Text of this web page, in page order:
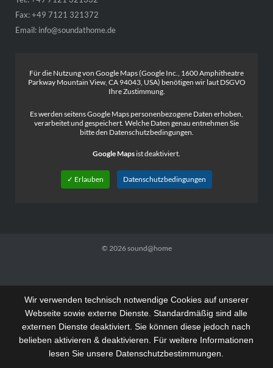
Fax: +49 7121 321372
Email: info@soundathome.de
Für die Nutzung von Google Maps (Google Inc., 1600 Amphitheatre
Parkway Mountain View, CA 94043, USA) benötigen wir laut DSGVO
Ihre Zustimmung.
Es werden seitens Google Maps personenbezogene Daten erhoben,
verarbeitet und gespeichert. Welche Daten genau entnehmen Sie
bitte den Datenschutzbedingungen.
Google Maps ist deaktiviert.
✓ Erlauben Datenschutzbedingungen
© 2026sound@home
Wir verwenden technisch notwendige Cookies auf unserer
Webseite sowie externe Dienste. Standardmäßig sind alle
externen Dienste deaktiviert. Sie können diese jedoch nach
belieben aktivieren & deaktivieren. Für weitere Informationen
lesen Sie unsere Datenschutzbestimmungen.